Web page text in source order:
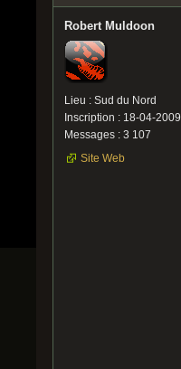
Robert Muldoon
Lieu : Sud du Nord
Inscription : 18-04-2009
Messages : 3 107
Site Web